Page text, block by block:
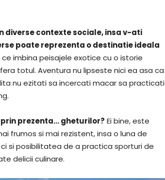
diverse contexte sociale, insa v-ati
poate reprezenta o destinatie ideala
imbina peisajele exotice cu o istorie
totul. Aventura nu lipseste nici ea asa ca
nu ezitati sa incercati macar sa practicati
prezenta… gheturilor? Ei bine, este
frumos si mai rezistent, insa o luna de
si posibilitatea de a practica sporturi de
delicii culinare.